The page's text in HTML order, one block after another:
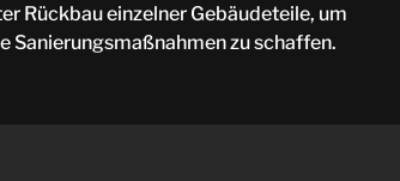
Rückbau einzelner Gebäudeteile, um
Sanierungsmaßnahmen zu schaffen.